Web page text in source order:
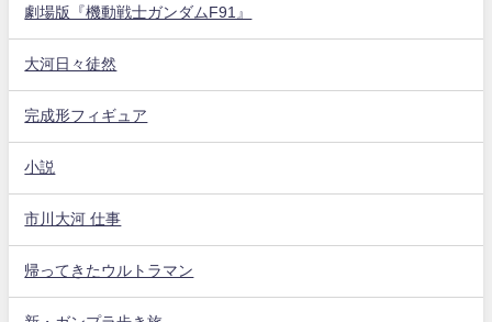
劇場版『機動戦士ガンダムF91』
大河日々徒然
完成形フィギュア
小説
市川大河 仕事
帰ってきたウルトラマン